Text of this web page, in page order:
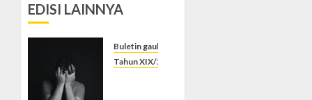
EDISI LAINNYA
Buletin gaulislam
Tahun XIX/2025-2026